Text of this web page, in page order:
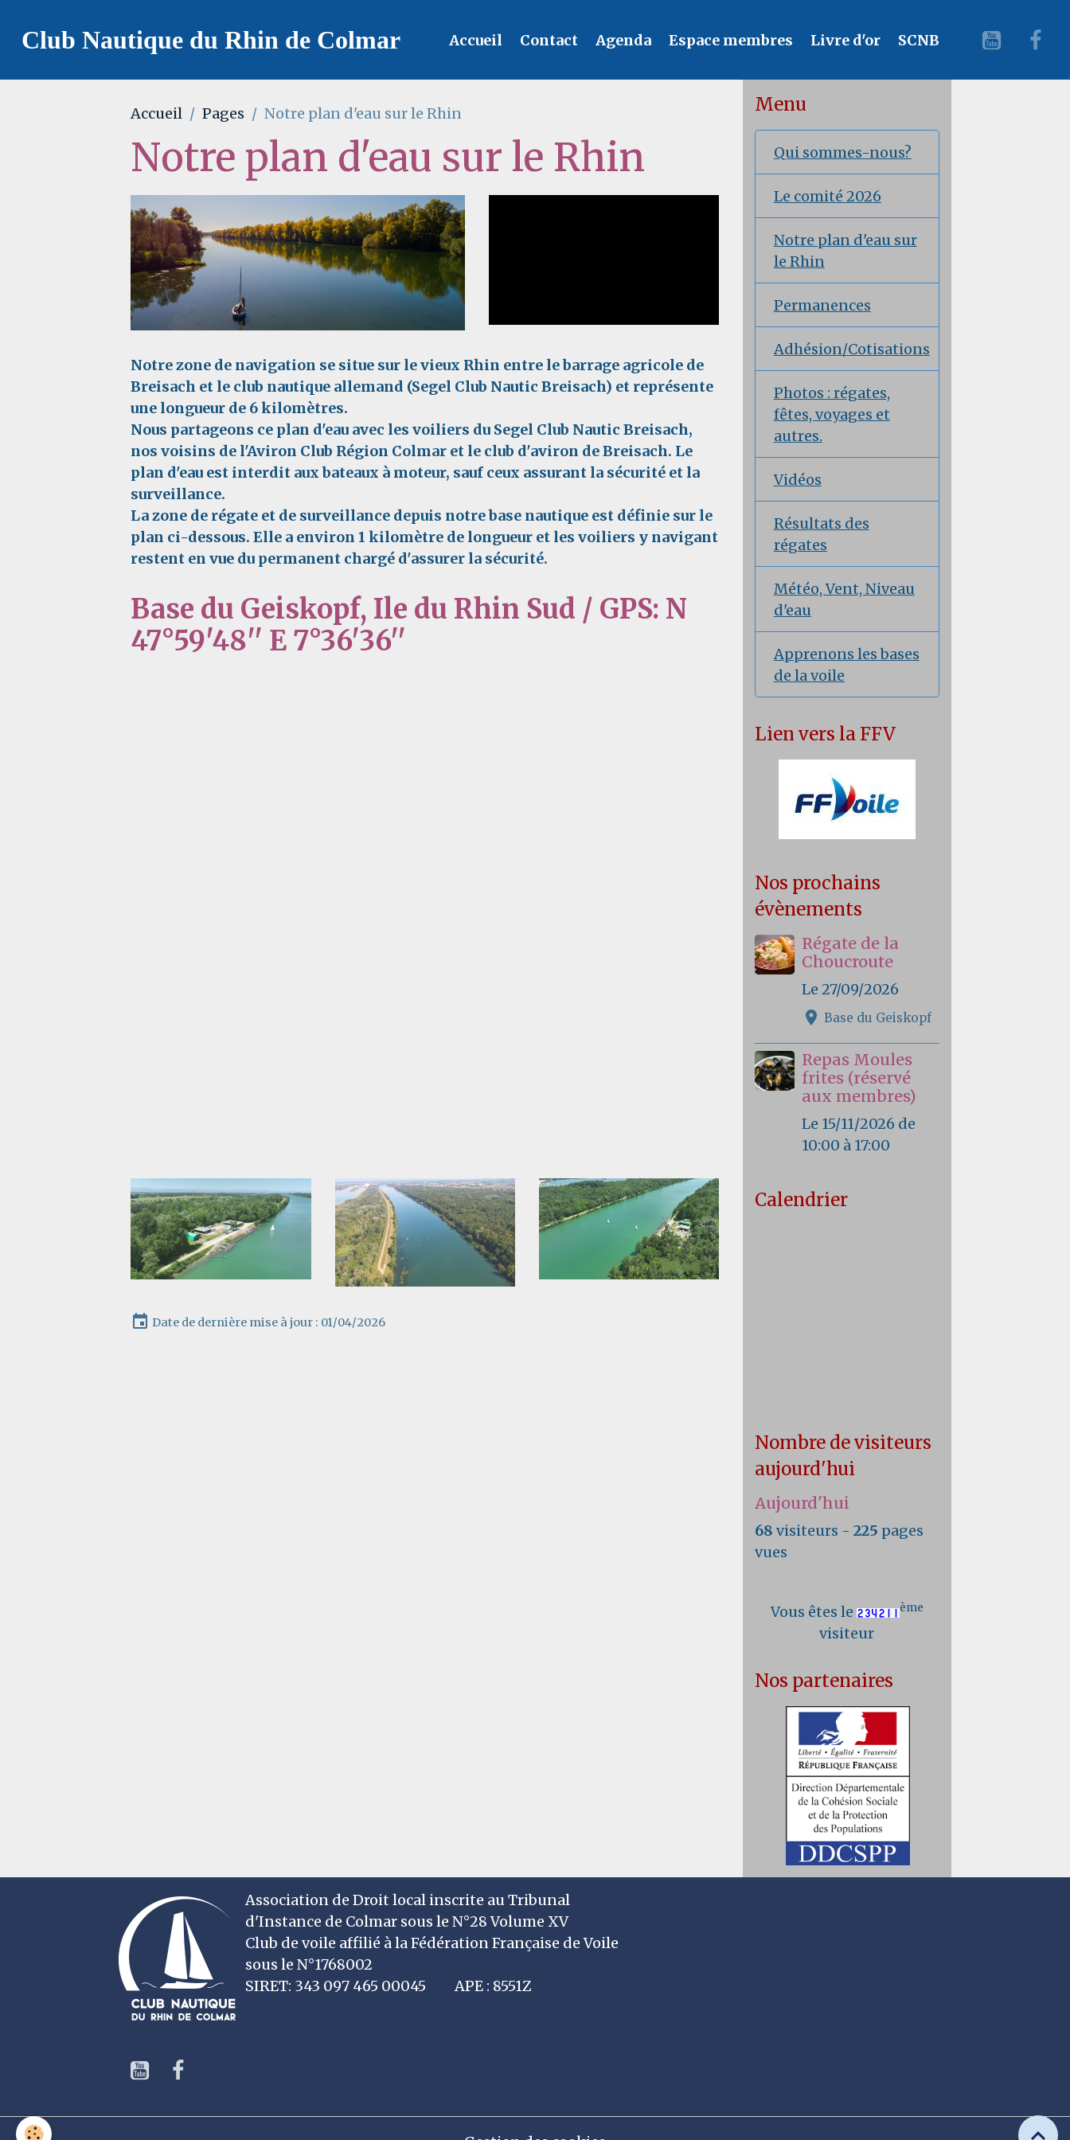
Club Nautique du Rhin de Colmar Accueil Contact Agenda Espace membres Livre d'or SCNB
Accueil Pages Notre plan d'eau sur le Rhin
Notre plan d'eau sur le Rhin
Notre zone de navigation se situe sur le vieux Rhin entre le barrage agricole de
Breisach et le club nautique allemand (Segel Club Nautic Breisach) et représente
une longueur de 6 kilomètres.
Nous partageons ce plan d'eau avec les voiliers du Segel Club Nautic Breisach,
nos voisins de l'Aviron Club Région Colmar et le club d'aviron de Breisach. Le
plan d'eau est interdit aux bateaux à moteur, sauf ceux assurant la sécurité et la
surveillance.
La zone de régate et de surveillance depuis notre base nautique est définie sur le
plan ci-dessous. Elle a environ 1 kilomètre de longueur et les voiliers y navigant
restent en vue du permanent chargé d'assurer la sécurité.
Base du Geiskopf, Ile du Rhin Sud / GPS: N
47°59'48'' E 7°36'36''
Date de dernière mise à jour : 01/04/2026
Menu
Qui sommes-nous?
Le comité 2026
Notre plan d'eau sur
le Rhin
Permanences
Adhésion/Cotisations
Photos : régates,
fêtes, voyages et
autres.
Vidéos
Résultats des
régates
Météo, Vent, Niveau
d'eau
Apprenons les bases
de la voile
Lien vers la FFV
Nos prochains
évènements
Régate de la
Choucroute
Le 27/09/2026
Base du Geiskopf
Repas Moules
frites (réservé
aux membres)
Le 15/11/2026 de
10:00 à 17:00
Calendrier
Nombre de visiteurs
aujourd'hui
Aujourd'hui
68 visiteurs -225 pages
vues
Vous êtes le ème
visiteur
Nos partenaires
Association de Droit local inscrite au Tribunal
d'Instance de Colmar sous le N°28 Volume XV
Club de voile affilié à la Fédération Française de Voile
sous le N°1768002
SIRET: 343 097 465 00045 APE : 8551Z